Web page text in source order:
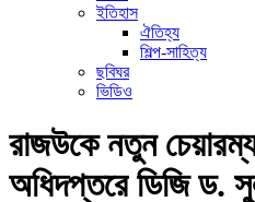
ইতিহাস
ঐতিহ্য
শিল্প-সাহিত্য
ছবিঘর
ভিডিও
রাজউকে নতুন
অধিদপ্তরে ডিজি ড.